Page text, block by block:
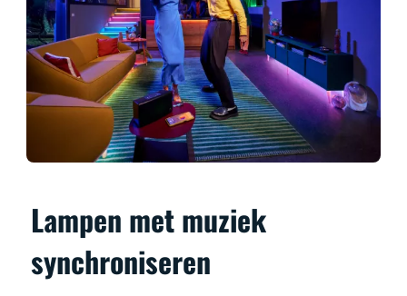
Lampen met muziek
synchroniseren